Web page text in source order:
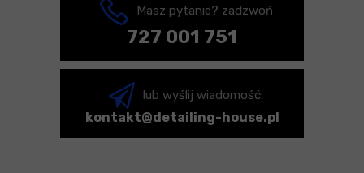
Masz pytanie? zadzwoń
727 001 751
lub wyślij wiadomość:
kontakt@detailing-house.pl